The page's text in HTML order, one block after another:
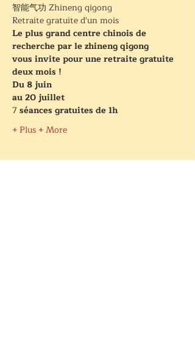
智能气功 Zhineng qigong
Retraite gratuite d'un mois
Le plus grand centre chinois de
recherche par le zhineng qigong
vous invite pour une retraite gratuite
deux mois !
Du 8 juin
au 20 juillet
7 séances gratuites de 1h
+ Plus + More
Partager cet événement